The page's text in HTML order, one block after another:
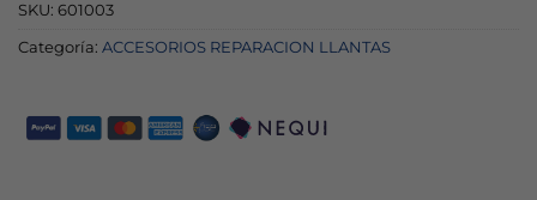
SKU: 601003
Categoría: ACCESORIOS REPARACION LLANTAS